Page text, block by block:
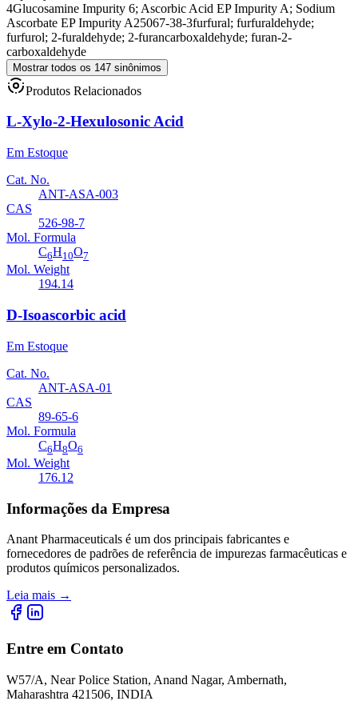
4Glucosamine Impurity 6; Ascorbic Acid EP Impurity A; Sodium
Ascorbate EP Impurity A25067-38-3furfural; furfuraldehyde;
furfurol; 2-furaldehyde; 2-furancarboxaldehyde; furan-2-
carboxaldehyde
Mostrar todos os 147 sinônimos
Produtos Relacionados
L-Xylo-2-Hexulosonic Acid
Em Estoque
Cat. No.
ANT-ASA-003
CAS
526-98-7
Mol. Formula
C6H10O7
Mol. Weight
194.14
D-Isoascorbic acid
Em Estoque
Cat. No.
ANT-ASA-01
CAS
89-65-6
Mol. Formula
C6H8O6
Mol. Weight
176.12
Informações da Empresa
Anant Pharmaceuticals é um dos principais fabricantes e
fornecedores de padrões de referência de impurezas farmacêuticas e
produtos químicos personalizados.
Leia mais →
Entre em Contato
W57/A, Near Police Station, Anand Nagar, Ambernath,
Maharashtra 421506, INDIA